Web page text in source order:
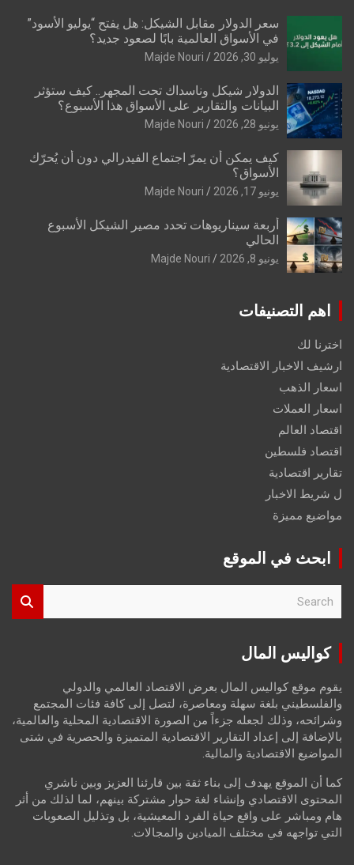
سعر الدولار مقابل الشيكل: هل يفتح “يوليو الأسود”
في الأسواق العالمية بابًا لصعود جديد؟
يوليو 30, 2026 Majde Nouri
الدولار شيكل وناسداك تحت المجهر.. كيف ستؤثر
البيانات والتقارير على الأسواق هذا الأسبوع؟
يونيو 28, 2026 Majde Nouri
كيف يمكن أن يمرّ اجتماع الفيدرالي دون أن يُحرّك
الأسواق؟
يونيو 17, 2026 Majde Nouri
أربعة سيناريوهات تحدد مصير الشيكل الأسبوع
الحالي
يونيو 8, 2026 Majde Nouri
اهم التصنيفات
اخترنا لك
ارشيف الاخبار الاقتصادية
اسعار الذهب
اسعار العملات
اقتصاد العالم
اقتصاد فلسطين
تقارير اقتصادية
ل شريط الاخبار
مواضيع مميزة
ابحث في الموقع
r
كواليس المال
يقوم موقع كواليس المال بعرض الاقتصاد العالمي والدولي
والفلسطيني بلغة سهلة ومعاصرة، لتصل إلى كافة فئات المجتمع
وشرائحه، وذلك لجعله جزءاً من الصورة الاقتصادية المحلية والعالمية،
بالإضافة إلى إعداد التقارير الاقتصادية المتميزة والحصرية في شتى
المواضيع الاقتصادية والمالية.
كما أن الموقع يهدف إلى بناء ثقة بين قارئنا العزيز وبين ناشري
المحتوى الاقتصادي وإنشاء لغة حوار مشتركة بينهم، لما لذلك من أثر
هام ومباشر على واقع حياة الفرد المعيشية، بل وتذليل الصعوبات
التي تواجهه في مختلف الميادين والمجالات.